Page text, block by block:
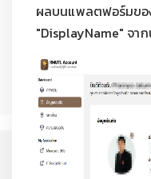
ผลบนแพลตฟอร์มข
"DisplayName" จ